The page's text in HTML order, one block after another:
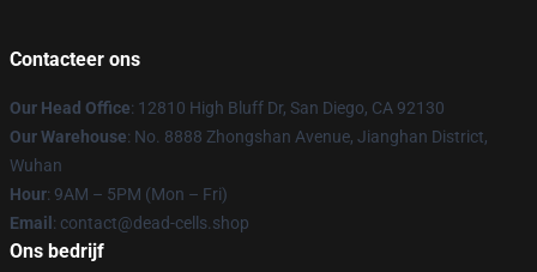
Contacteer ons
Our Head Office: 12810 High Bluff Dr, San Diego, CA 92130
Our Warehouse: No. 8888 Zhongshan Avenue, Jianghan District,
Wuhan
Hour: 9AM – 5PM (Mon – Fri)
Email : contact@dead-cells.shop
Ons bedrijf